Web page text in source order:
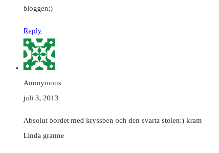
bloggen;)
Reply
Anonymous
juli 3, 2013
Absolut bordet med kryssben och den svarta stolen:) kram
Linda granne